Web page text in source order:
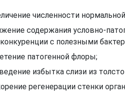
численности
содержания условно-
с полезными
патогенной флоры;
избытка слизи из
регенерации стенки